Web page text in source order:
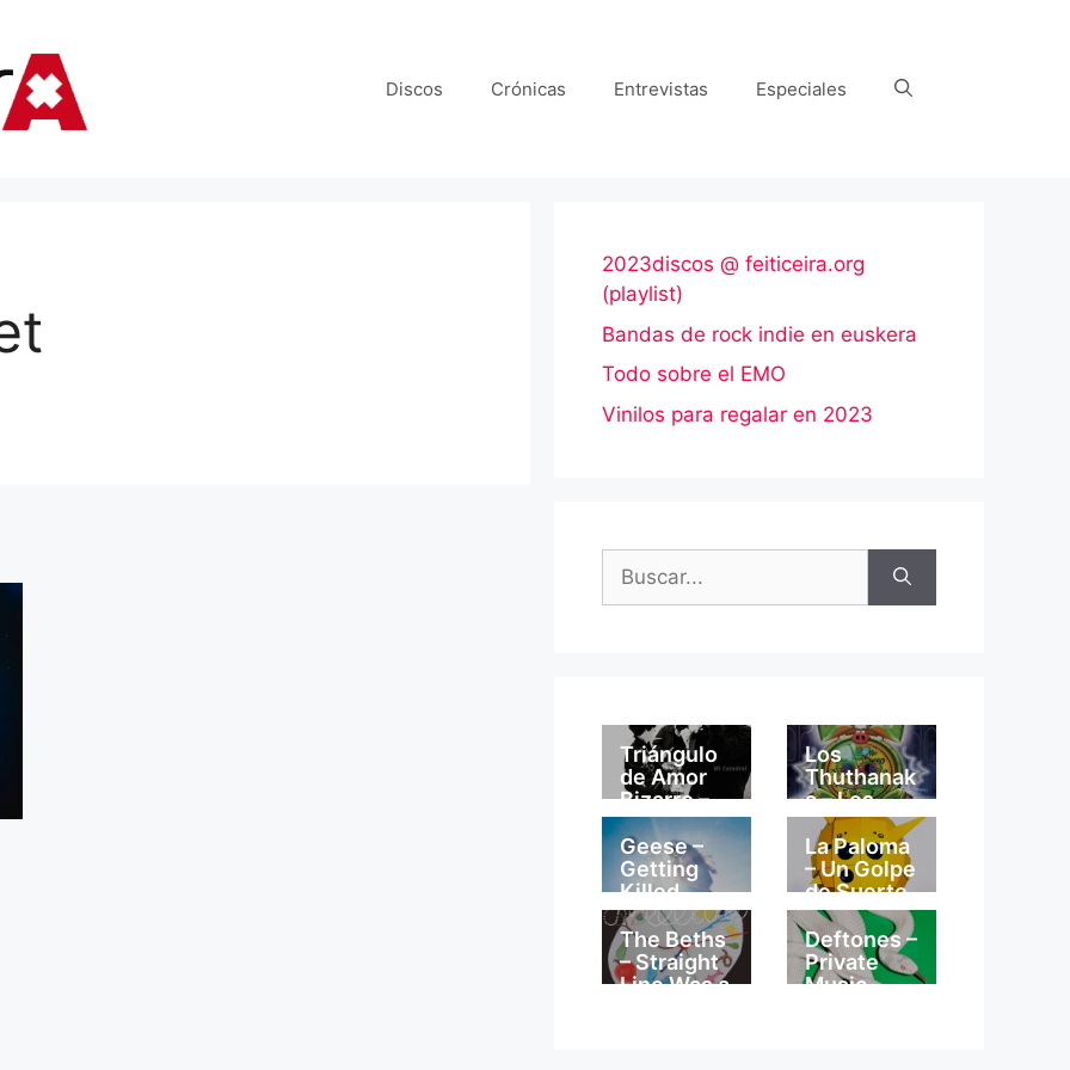
Discos Crónicas Entrevistas Especiales
2023discos @ feiticeira.org
(playlist)
Bandas de rock indie en euskera
Todo sobre el EMO
Vinilos para regalar en 2023
Triángulo
de Amor
Bizarro –
Mi
Catedral
Los
Thuthanak
a – Los
Thuthanak
a
Geese –
Getting
Killed
La Paloma
– Un Golpe
de Suerte
The Beths
– Straight
Line Was a
Deftones –
Private
Music